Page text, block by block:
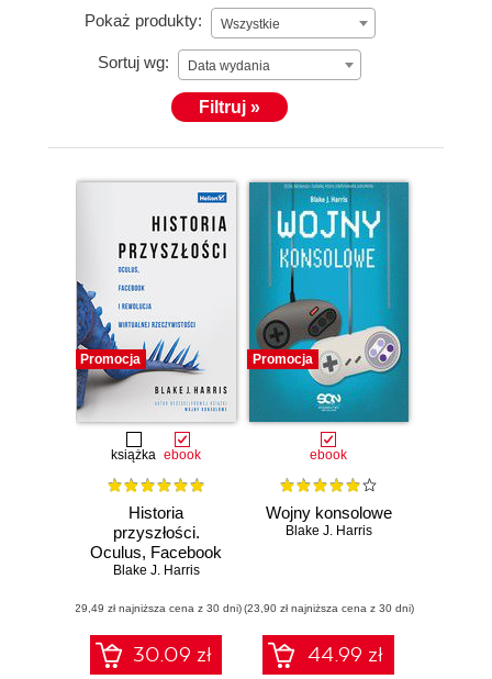
Pokaż produkty: Wszystkie
Sortuj wg: Data wydania
Filtruj »
Promocja
książka ebook
Historia
przyszłości.
Oculus, Facebook
i rewolucja
rzeczywistości
Blake J. Harris
(29,49 zł najniższa cena z 30 dni)
30.09 zł
Promocja
ebook
Wojny konsolowe
Blake J. Harris
(23,90 zł najniższa cena z 30 dni)
44.99 zł